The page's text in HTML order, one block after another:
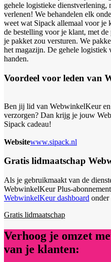
gehele logistieke dienstverlening,
verlenen! We behandelen elk
weet wat Sipack allemaal voor je
de bestelling voor je klant, met
je pakket zou versturen. We
het magazijn. De gehele
handen.
Voordeel voor leden van
Ben jij lid van WebwinkelKeur
verzorgen? Dan krijg je jouw
Sipack cadeau!
Websitewww.sipack.nl
Gratis lidmaatschap
Als je gebruikmaakt van de
WebwinkelKeur Plus-
WebwinkelKeur dashboard onder
Gratis lidmaatschap
Verhoog je omzet
van je klanten: